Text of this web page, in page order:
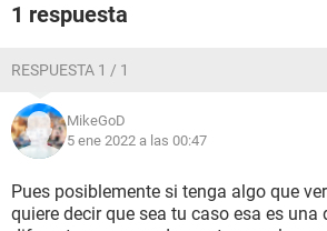
1 respuesta
RESPUESTA 1 / 1
MikeGoD
5 ene 2022 a las 00:47
Pues posiblemente si tenga algo que
quiere decir que sea tu caso esa es una